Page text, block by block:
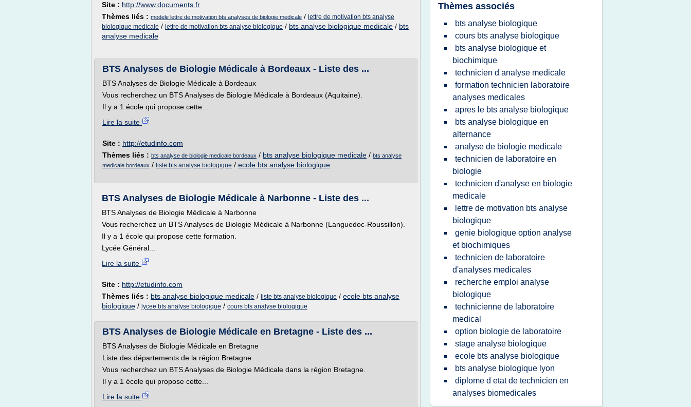
Site : http://www.documents.fr
Thèmes liés : modele lettre de motivation bts analyses de biologie medicale / lettre de motivation bts analyse
biologique medicale / lettre de motivation bts analyse biologique / bts analyse biologique medicale / bts
analyse medicale
BTS Analyses de Biologie Médicale à Bordeaux - Liste des ...
BTS Analyses de Biologie Médicale à Bordeaux
Vous recherchez un BTS Analyses de Biologie Médicale à Bordeaux (Aquitaine).
Il y a 1 école qui propose cette...
Lire la suite
Site : http://etudinfo.com
Thèmes liés : bts analyse de biologie medicale bordeaux / bts analyse biologique medicale / bts analyse
medicale bordeaux / liste bts analyse biologique / ecole bts analyse biologique
BTS Analyses de Biologie Médicale à Narbonne - Liste des ...
BTS Analyses de Biologie Médicale à Narbonne
Vous recherchez un BTS Analyses de Biologie Médicale à Narbonne (Languedoc-Roussillon).
Il y a 1 école qui propose cette formation.
Lycée Général...
Lire la suite
Site : http://etudinfo.com
Thèmes liés : bts analyse biologique medicale / liste bts analyse biologique / ecole bts analyse
biologique / lycee bts analyse biologique / cours bts analyse biologique
BTS Analyses de Biologie Médicale en Bretagne - Liste des ...
BTS Analyses de Biologie Médicale en Bretagne
Liste des départements de la région Bretagne
Vous recherchez un BTS Analyses de Biologie Médicale dans la région Bretagne.
Il y a 1 école qui propose cette...
Lire la suite
Thèmes associés
bts analyse biologique
cours bts analyse biologique
bts analyse biologique et
biochimique
technicien d analyse medicale
formation technicien laboratoire
analyses medicales
apres le bts analyse biologique
bts analyse biologique en
alternance
analyse de biologie medicale
technicien de laboratoire en
biologie
technicien d'analyse en biologie
medicale
lettre de motivation bts analyse
biologique
genie biologique option analyse
et biochimiques
technicien de laboratoire
d'analyses medicales
recherche emploi analyse
biologique
technicienne de laboratoire
medical
option biologie de laboratoire
stage analyse biologique
ecole bts analyse biologique
bts analyse biologique lyon
diplome d etat de technicien en
analyses biomedicales